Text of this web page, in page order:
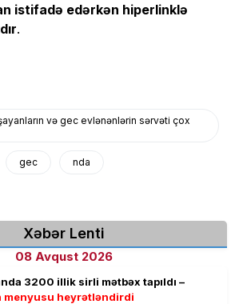
istifadə edərkən hiperlinklə
.
və gec evlənənlərin sərvəti çox
gec nda
Xəbər Lenti
08 Avqust 2026
3200 illik sirli mətbəx tapıldı –
menyusu heyrətləndirdi